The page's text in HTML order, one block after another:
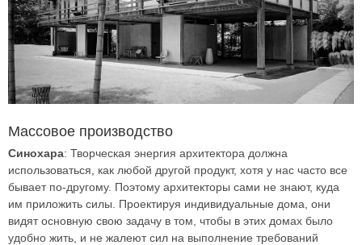
Массовое производство
Синохара: Творческая энергия архитектора должна
использоваться, как любой другой продукт, хотя у нас часто все
бывает по-другому. Поэтому архитекторы сами не знают, куда
им приложить силы. Проектируя индивидуальные дома, они
видят основную свою задачу в том, чтобы в этих домах было
удобно жить, и не жалеют сил на выполнение требований